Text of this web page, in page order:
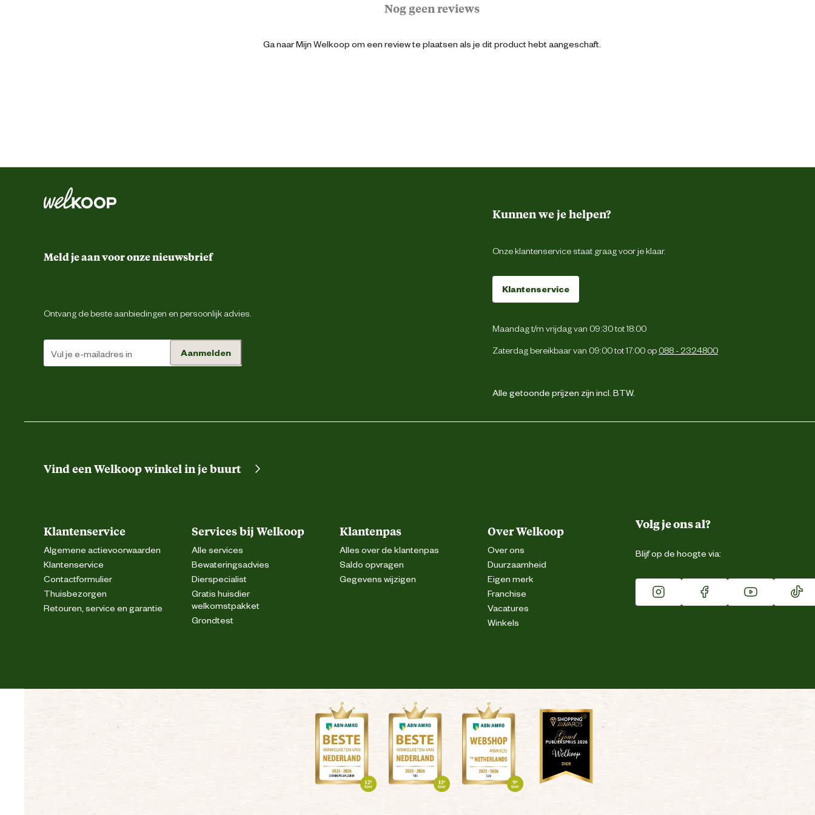
Nog geen reviews
Ga naar Mijn Welkoop om een review te plaatsen als je dit product hebt aangeschaft.
Meld je aan voor onze nieuwsbrief
Ontvang de beste aanbiedingen en persoonlijk advies.
Aanmelden
Kunnen we je helpen?
Onze klantenservice staat graag voor je klaar.
Klantenservice
Maandag t/m vrijdag van 09:30 tot 18:00
Zaterdag bereikbaar van 09:00 tot 17:00 op 088 - 2324800
Alle getoonde prijzen zijn incl. BTW.
Vind een Welkoop winkel in je buurt
Klantenservice
Algemene actievoorwaarden
Klantenservice
Contactformulier
Thuisbezorgen
Retouren, service en garantie
Services bij Welkoop
Alle services
Bewateringsadvies
Dierspecialist
Gratis huisdier
welkomstpakket
Grondtest
Klantenpas
Alles over de klantenpas
Saldo opvragen
Gegevens wijzigen
Over Welkoop
Over ons
Duurzaamheid
Eigen merk
Franchise
Vacatures
Winkels
Volg je ons al?
Blijf op de hoogte via: